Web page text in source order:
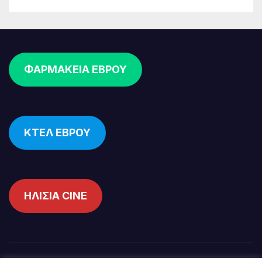
ΦΑΡΜΑΚΕΙΑ ΕΒΡΟΥ
ΚΤΕΛ ΕΒΡΟΥ
ΗΛΙΣΙΑ CINE